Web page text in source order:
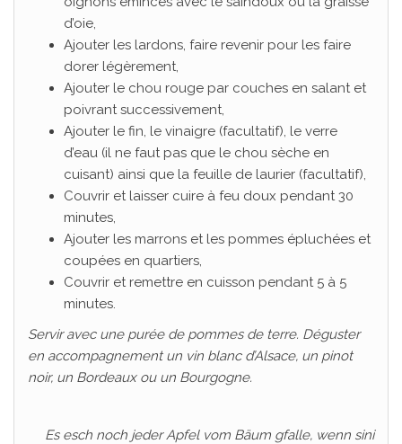
d’oie,
Ajouter les lardons, faire revenir pour les faire
dorer légèrement,
Ajouter le chou rouge par couches en salant et
poivrant successivement,
Ajouter le fin, le vinaigre (facultatif), le verre
d’eau (il ne faut pas que le chou sèche en
cuisant) ainsi que la feuille de laurier (facultatif),
Couvrir et laisser cuire à feu doux pendant 30
minutes,
Ajouter les marrons et les pommes épluchées et
coupées en quartiers,
Couvrir et remettre en cuisson pendant 5 à 5
minutes.
Servir avec une purée de pommes de terre. Déguster
en accompagnement un vin blanc d’Alsace, un pinot
noir, un Bordeaux ou un Bourgogne.
Es esch noch jeder Apfel vom Bäum gfalle, wenn sini